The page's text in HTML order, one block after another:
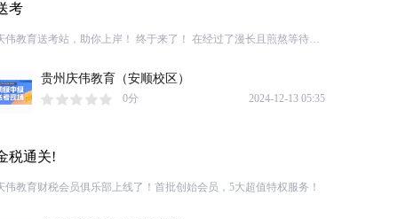
考
伟教育送考站，助你上岸！ 终于来了！ 在经过了漫长且煎熬等待后
了考场不少学员已在考场外进行等候、 紧张的考试气氛里 难免会
现一些小插曲不要惊慌 不要害怕庆伟老师一直在考点门口 全省（贵
）16个考点庆伟近200名老师，为学生送考前必看资料1万份送水
贵州庆伟教育（安顺校区）
0分 2024-12-13 05:35
税通关!
伟教育财税会员俱乐部上线了！首批创始会员，5大超值特权服务！